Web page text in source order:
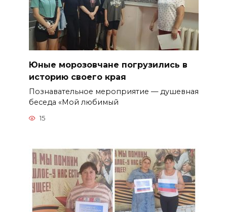
Юные морозовчане погрузились в
историю своего края
Познавательное мероприятие — душевная
беседа «Мой любимый
15